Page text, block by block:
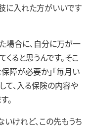
に入れた方がいいです
場合に、自分に万が一
ると思うんです。そこ
障が必要か」「毎月い
て、入る保険の内容や
。
けれど、この先もうち